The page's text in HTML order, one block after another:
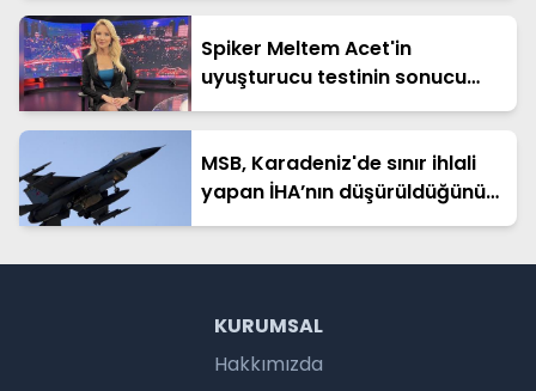
Spiker Meltem Acet'in
uyuşturucu testinin sonucu
açıklandı
MSB, Karadeniz'de sınır ihlali
yapan İHA’nın düşürüldüğünü
duyurdu
KURUMSAL
Hakkımızda